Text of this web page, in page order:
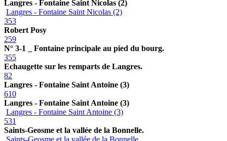
Langres - Fontaine Saint Nicolas (2)
Langres - Fontaine Saint Nicolas (2)
353
Robert Posy
259
N° 3-1 _ Fontaine principale au pied du bourg.
355
Echaugette sur les remparts de Langres.
82
Langres - Fontaine Saint Antoine (3)
610
Langres - Fontaine Saint Antoine (3)
Langres - Fontaine Saint Antoine (3)
531
Saints-Geosme et la vallée de la Bonnelle.
Saints-Geosme et la vallée de la Bonnelle.